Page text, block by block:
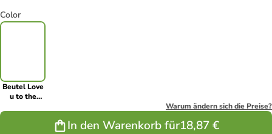
Color
Beutel Love
u to the
mit Spruch in
Warum ändern sich die Preise?
In den Warenkorb für18,87 €